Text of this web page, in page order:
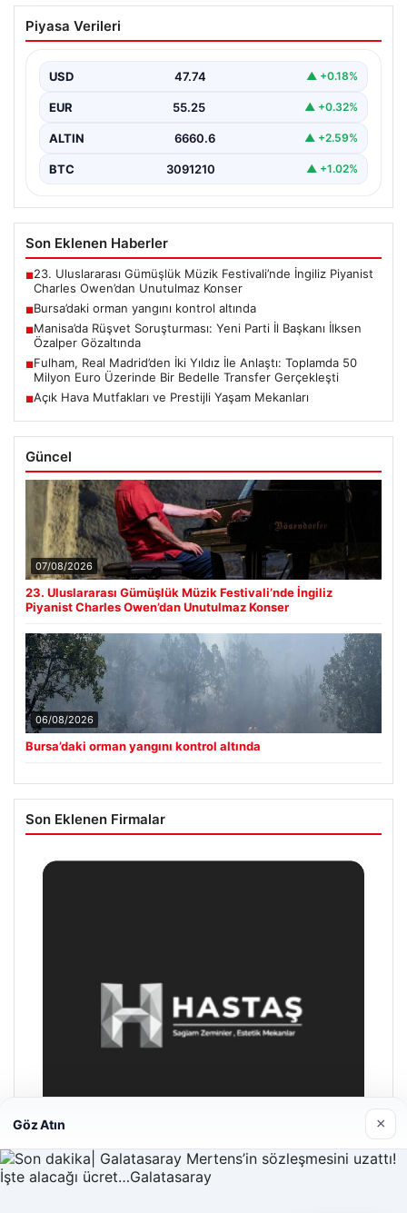
Bursa’daki orman yangını kontrol altında
Piyasa Verileri
USD 47.74 ▲ +0.18%
EUR 55.25 ▲ +0.32%
ALTIN 6660.6 ▲ +2.59%
BTC 3091210 ▲ +1.02%
Son Eklenen Haberler
■23. Uluslararası Gümüşlük Müzik Festivali’nde İngiliz Piyanist
Charles Owen’dan Unutulmaz Konser
■Bursa’daki orman yangını kontrol altında
■Manisa’da Rüşvet Soruşturması: Yeni Parti İl Başkanı İlksen
Özalper Gözaltında
■Fulham, Real Madrid’den İki Yıldız İle Anlaştı: Toplamda 50
Milyon Euro Üzerinde Bir Bedelle Transfer Gerçekleşti
■Açık Hava Mutfakları ve Prestijli Yaşam Mekanları
Güncel
07/08/2026
23. Uluslararası Gümüşlük Müzik Festivali’nde İngiliz
Piyanist Charles Owen’dan Unutulmaz Konser
06/08/2026
Bursa’daki orman yangını kontrol altında
Son Eklenen Firmalar
Göz Atın ×